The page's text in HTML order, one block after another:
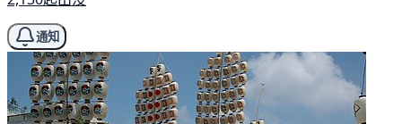
通知